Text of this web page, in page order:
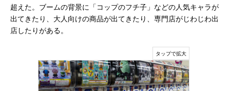
超えた。ブームの背景に「コップのフチ子」などの人気キャラが
出てきたり、大人向けの商品が出てきたり、専門店がじわじわ出
店したりがある。